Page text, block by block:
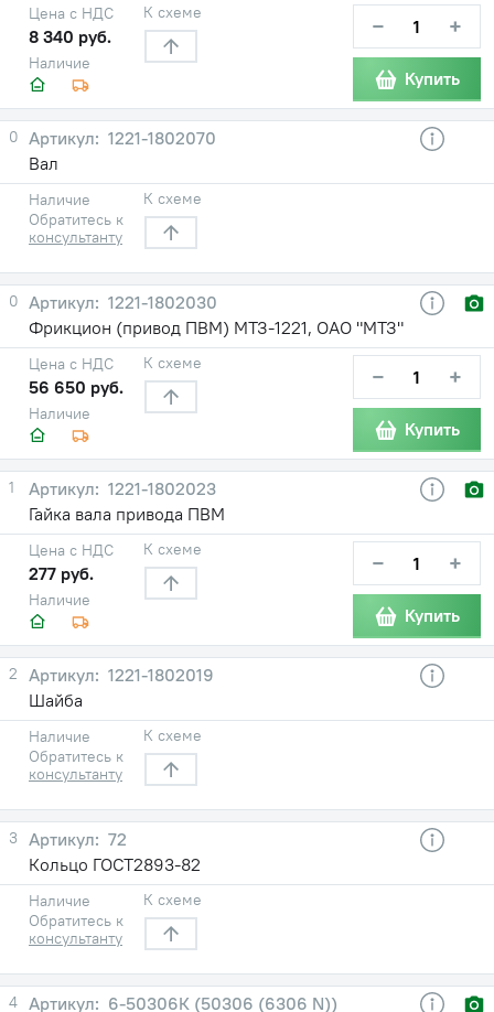
Наличие
Цена с НДС
8 340 руб.
К схеме − +
Купить
0
1221-1802070
Вал
Наличие
Обратитесь к
консультанту
К схеме
0
1221-1802030
Фрикцион (привод ПВМ) МТЗ-1221, ОАО "МТЗ"
Наличие
Цена с НДС
56 650 руб.
К схеме − +
Купить
1
1221-1802023
Гайка вала привода ПВМ
Наличие
Цена с НДС
277 руб.
К схеме − +
Купить
2
1221-1802019
Шайба
Наличие
Обратитесь к
консультанту
К схеме
3
72
Кольцо ГОСТ2893-82
Наличие
Обратитесь к
консультанту
К схеме
4
6-50306К (50306 (6306 N))